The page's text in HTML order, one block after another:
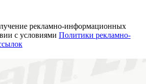
рекламно-информационных
с условиями Политики рекламно-